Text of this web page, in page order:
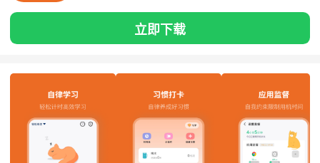
立即下载